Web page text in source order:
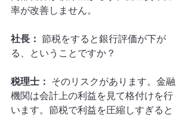
率が改善しません。
社長： 節税をすると銀行評価が下が
る、ということですか？
税理士： そのリスクがあります。金融
機関は会計上の利益を見て格付けを行
います。節税で利益を圧縮しすぎると